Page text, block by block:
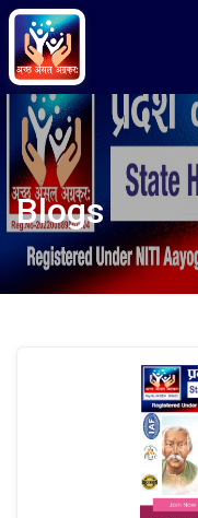
Blogs